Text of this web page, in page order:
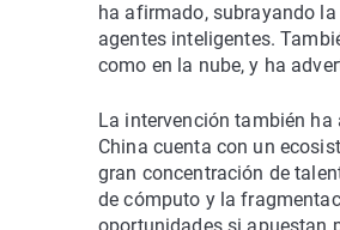
ha afirmado, subrayando
agentes inteligentes.
como en la nube, y ha
La intervención también
China cuenta con un
gran concentración de
de cómputo y la